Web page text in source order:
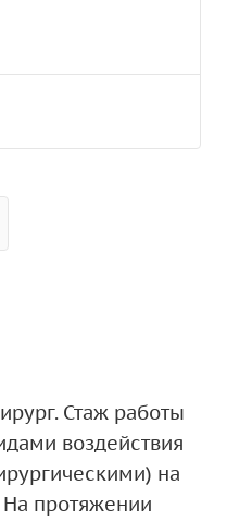
Стаж работы
воздействия
на
протяжении